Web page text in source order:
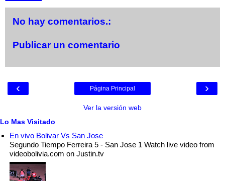
No hay comentarios.:
Publicar un comentario
‹ ›
Página Principal
Ver la versión web
Lo Mas Visitado
En vivo Bolivar Vs San Jose
Segundo Tiempo Ferreira 5 - San Jose 1 Watch live video from
videobolivia.com on Justin.tv